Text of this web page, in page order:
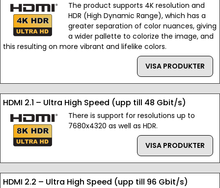
The product supports 4K resolution and
HDR (High Dynamic Range), which has a
greater separation of color nuances, giving
a wider pallette to colorize the image, and
this resulting on more vibrant and lifelike colors.
VISA PRODUKTER
HDMI 2.1 – Ultra High Speed (upp till 48 Gbit/s)
There is support for resolutions up to
7680x4320 as well as HDR.
VISA PRODUKTER
HDMI 2.2 – Ultra High Speed (upp till 96 Gbit/s)